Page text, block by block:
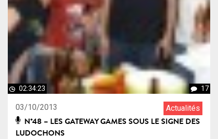
02:34:23 17
03/10/2013 Actualités
N°48 – LES GATEWAY GAMES SOUS LE SIGNE DES
LUDOCHONS